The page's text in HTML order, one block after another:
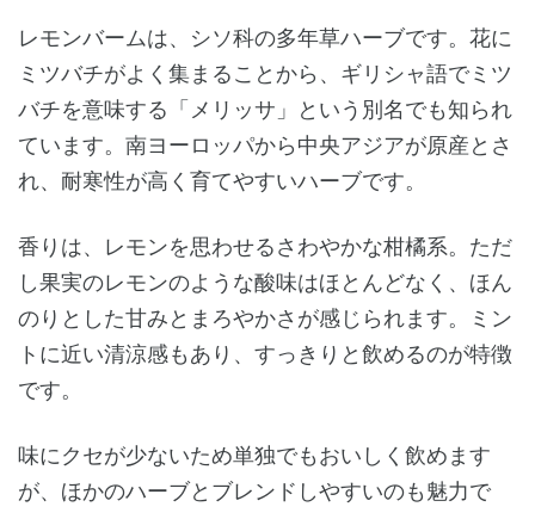
レモンバームは、シソ科の多年草ハーブです。花に
ミツバチがよく集まることから、ギリシャ語でミツ
バチを意味する「メリッサ」という別名でも知られ
ています。南ヨーロッパから中央アジアが原産とさ
れ、耐寒性が高く育てやすいハーブです。
香りは、レモンを思わせるさわやかな柑橘系。ただ
し果実のレモンのような酸味はほとんどなく、ほん
のりとした甘みとまろやかさが感じられます。ミン
トに近い清涼感もあり、すっきりと飲めるのが特徴
です。
味にクセが少ないため単独でもおいしく飲めます
が、ほかのハーブとブレンドしやすいのも魅力で